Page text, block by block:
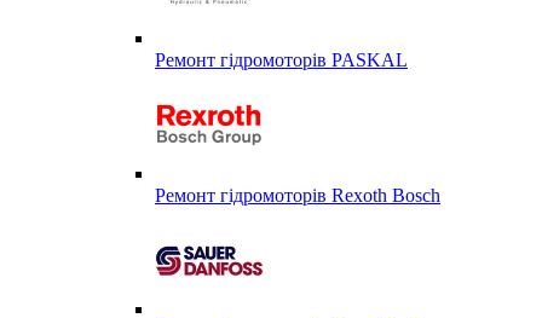
Ремонт гідромоторів PASKAL
Ремонт гідромоторів Rexoth Bosch